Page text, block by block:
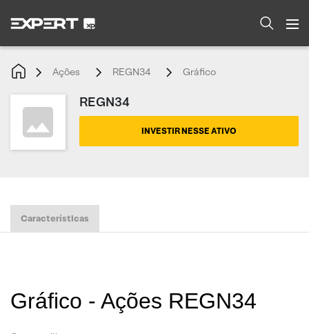
Ações REGN34 Gráfico
REGN34
INVESTIR NESSE ATIVO
Características
Gráfico - Ações REGN34